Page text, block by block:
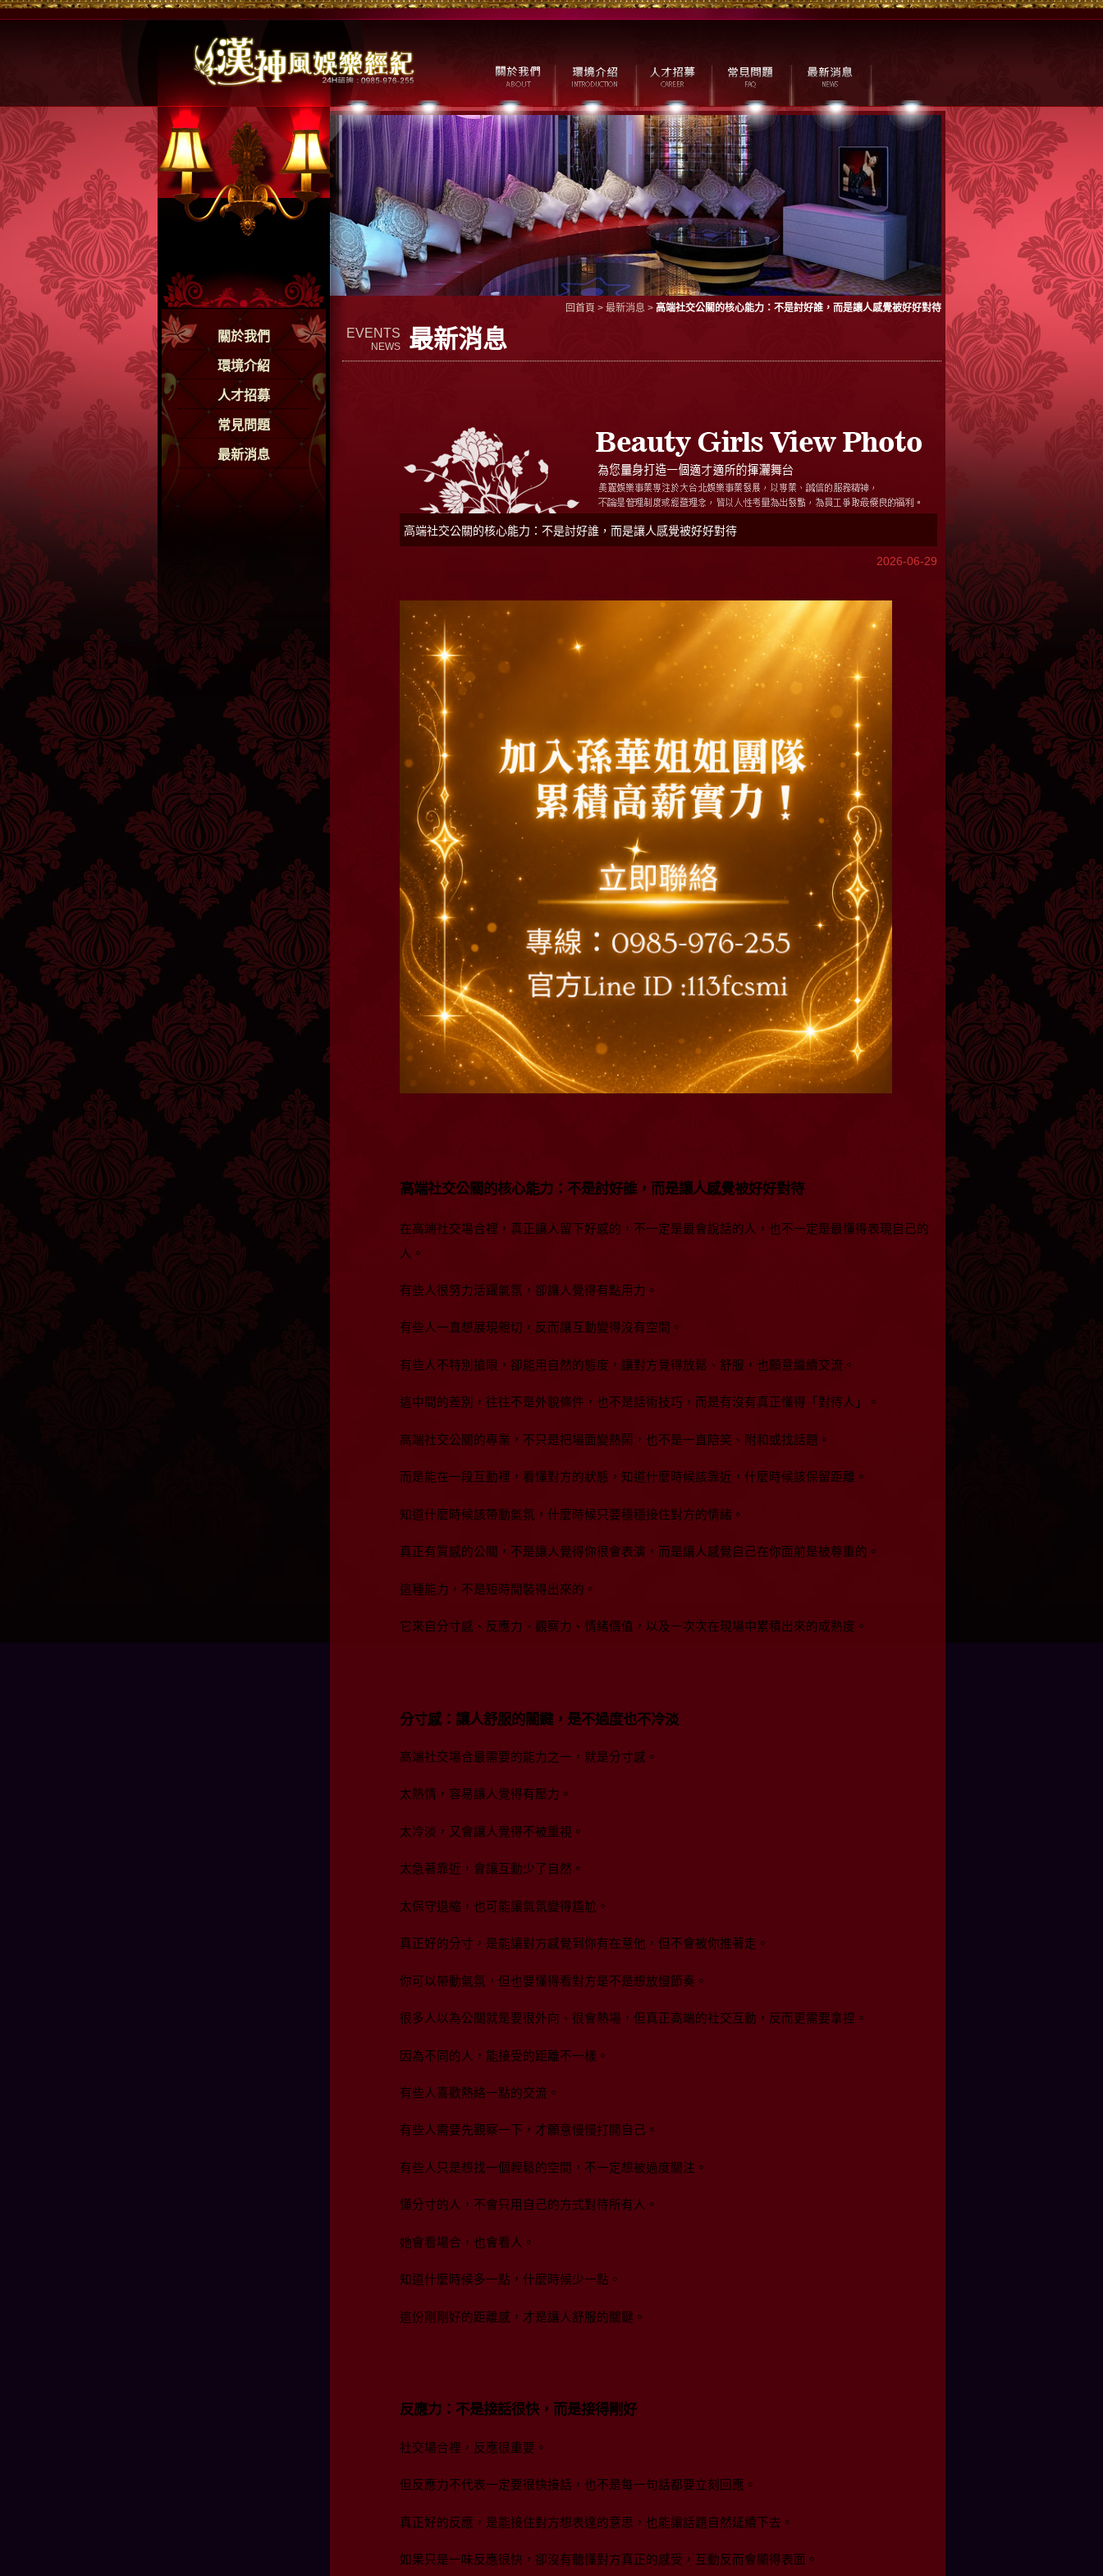
關於我們
環境介紹
人才招募
常見問題
最新消息
回首頁 > 最新消息 > 高端社交公關的核心能力：不是討好誰，而是讓人感覺被好好對待
EVENTS
NEWS 最新消息
高端社交公關的核心能力：不是討好誰，而是讓人感覺被好好對待
2026-06-29
高端社交公關的核心能力：不是討好誰，而是讓人感覺被好好對待
在高端社交場合裡，真正讓人留下好感的，不一定是最會說話的人，也不一定是最懂得表現自己的
人。
有些人很努力活躍氣氛，卻讓人覺得有點用力。
有些人一直想展現親切，反而讓互動變得沒有空間。
有些人不特別搶眼，卻能用自然的態度，讓對方覺得放鬆、舒服，也願意繼續交流。
這中間的差別，往往不是外貌條件，也不是話術技巧，而是有沒有真正懂得「對待人」。
高端社交公關的專業，不只是把場面變熱鬧，也不是一直陪笑、附和或找話題。
而是能在一段互動裡，看懂對方的狀態，知道什麼時候該靠近，什麼時候該保留距離。
知道什麼時候該帶動氣氛，什麼時候只要穩穩接住對方的情緒。
真正有質感的公關，不是讓人覺得你很會表演，而是讓人感覺自己在你面前是被尊重的。
這種能力，不是短時間裝得出來的。
它來自分寸感、反應力、觀察力、情緒價值，以及一次次在現場中累積出來的成熟度。
分寸感：讓人舒服的關鍵，是不過度也不冷淡
高端社交場合最需要的能力之一，就是分寸感。
太熱情，容易讓人覺得有壓力。
太冷淡，又會讓人覺得不被重視。
太急著靠近，會讓互動少了自然。
太保守退縮，也可能讓氣氛變得尷尬。
真正好的分寸，是能讓對方感覺到你有在意他，但不會被你推著走。
你可以帶動氣氛，但也要懂得看對方是不是想放慢節奏。
很多人以為公關就是要很外向、很會熱場，但真正高端的社交互動，反而更需要拿捏。
因為不同的人，能接受的距離不一樣。
有些人喜歡熱絡一點的交流。
有些人需要先觀察一下，才願意慢慢打開自己。
有些人只是想找一個輕鬆的空間，不一定想被過度關注。
懂分寸的人，不會只用自己的方式對待所有人。
她會看場合，也會看人。
知道什麼時候多一點，什麼時候少一點。
這份剛剛好的距離感，才是讓人舒服的關鍵。
反應力：不是接話很快，而是接得剛好
社交場合裡，反應很重要。
但反應力不代表一定要很快接話，也不是每一句話都要立刻回應。
真正好的反應，是能接住對方想表達的意思，也能讓話題自然延續下去。
如果只是一味反應很快，卻沒有聽懂對方真正的感受，互動反而會顯得表面。